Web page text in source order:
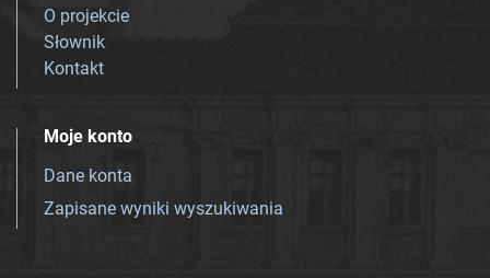
O projekcie
Słownik
Kontakt
Moje konto
Dane konta
Zapisane wyniki wyszukiwania